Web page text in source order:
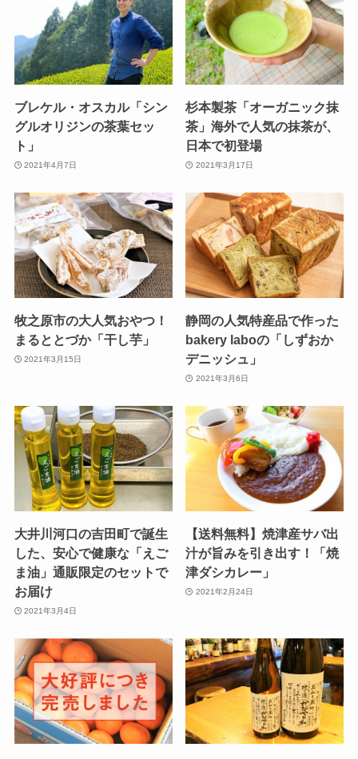
ブレケル・オスカル「シン
グルオリジンの茶葉セッ
ト」
2021年4月7日
杉本製茶「オーガニック抹
茶」海外で人気の抹茶が、
日本で初登場
2021年3月17日
牧之原市の大人気おやつ！
まるととづか「干し芋」
2021年3月15日
静岡の人気特産品で作った
bakery laboの「しずおか
デニッシュ」
2021年3月6日
大井川河口の吉田町で誕生
した、安心で健康な「えご
ま油」通販限定のセットで
お届け
2021年3月4日
【送料無料】焼津産サバ出
汁が旨みを引き出す！「焼
津ダシカレー」
2021年2月24日